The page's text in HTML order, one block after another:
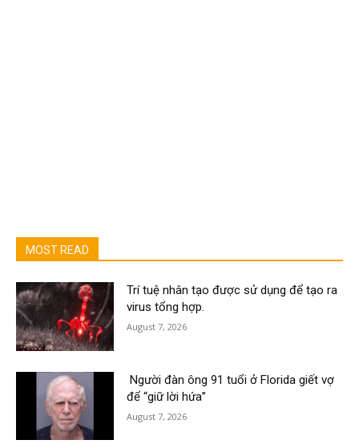
MOST READ
Trí tuệ nhân tạo được sử dụng để tạo ra
virus tổng hợp.
August 7, 2026
Người đàn ông 91 tuổi ở Florida giết vợ
để “giữ lời hứa”
August 7, 2026